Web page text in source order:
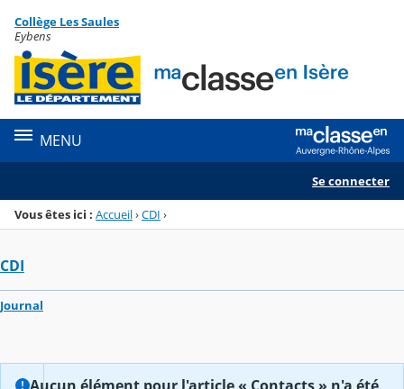
Menu de la rubrique
Contenu
Collège Les Saules
Eybens
MENU
Se connecter
Vous êtes ici : Accueil›CDI ›
CDI
Journal